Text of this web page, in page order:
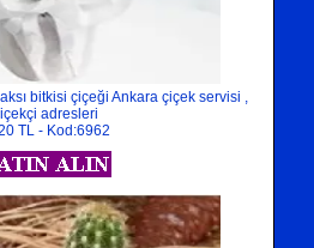
bitkisi çiçeği Ankara çiçek servisi ,
adresleri
TL - Kod:6962